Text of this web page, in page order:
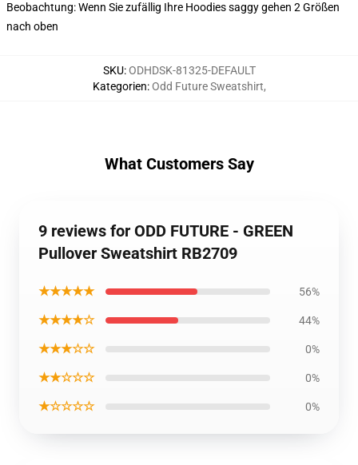
Beobachtung: Wenn Sie zufällig Ihre Hoodies saggy gehen 2 Größen
nach oben
SKU:ODHDSK-81325-DEFAULT
Kategorien:Odd Future Sweatshirt,
What Customers Say
9 reviews for ODD FUTURE - GREEN
Pullover Sweatshirt RB2709
★★★★★ 56%
★★★★☆ 44%
★★★☆☆ 0%
★★☆☆☆ 0%
★☆☆☆☆ 0%